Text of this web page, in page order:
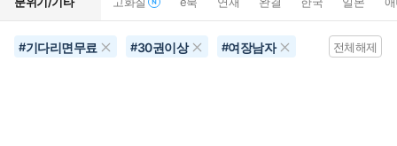
#기다리면무료 #30권이상 #여장남자 전체해제